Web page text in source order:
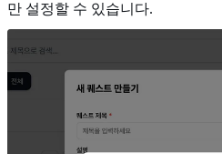
만 설정할 수 있습니다.